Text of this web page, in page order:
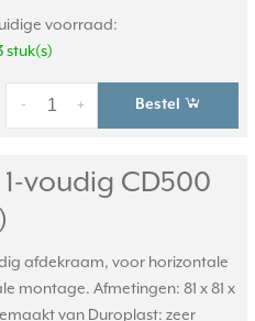
voorraad:
stuk(s)
+
- Bestel
voudig CD500
afdekraam, voor horizontale
montage. Afmetingen: 81 x 81 x
van Duroplast: zeer